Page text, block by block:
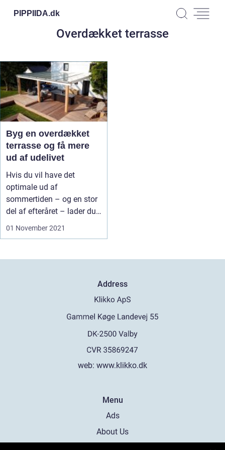
PIPPIIDA.dk
Overdækket terrasse
Byg en overdækket
terrasse og få mere
ud af udelivet
Hvis du vil have det
optimale ud af
sommertiden – og en stor
del af efteråret – lader du
din terrass...
01 November 2021
Address
web: www.klikko.dk
Menu
Ads
About Us